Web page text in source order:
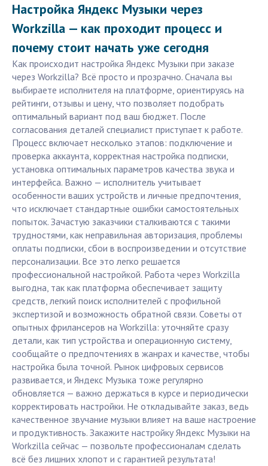
Настройка Яндекс Музыки через
Workzilla — как проходит процесс и
почему стоит начать уже сегодня
Как происходит настройка Яндекс Музыки при заказе
через Workzilla? Всё просто и прозрачно. Сначала вы
выбираете исполнителя на платформе, ориентируясь на
рейтинги, отзывы и цену, что позволяет подобрать
оптимальный вариант под ваш бюджет. После
согласования деталей специалист приступает к работе.
Процесс включает несколько этапов: подключение и
проверка аккаунта, корректная настройка подписки,
установка оптимальных параметров качества звука и
интерфейса. Важно — исполнитель учитывает
особенности ваших устройств и личные предпочтения,
что исключает стандартные ошибки самостоятельных
попыток. Зачастую заказчики сталкиваются с такими
трудностями, как неправильная авторизация, проблемы
оплаты подписки, сбои в воспроизведении и отсутствие
персонализации. Все это легко решается
профессиональной настройкой. Работа через Workzilla
выгодна, так как платформа обеспечивает защиту
средств, легкий поиск исполнителей с профильной
экспертизой и возможность обратной связи. Советы от
опытных фрилансеров на Workzilla: уточняйте сразу
детали, как тип устройства и операционную систему,
сообщайте о предпочтениях в жанрах и качестве, чтобы
настройка была точной. Рынок цифровых сервисов
развивается, и Яндекс Музыка тоже регулярно
обновляется — важно держаться в курсе и периодически
корректировать настройки. Не откладывайте заказ, ведь
качественное звучание музыки влияет на ваше настроение
и продуктивность. Закажите настройку Яндекс Музыки на
Workzilla сейчас — позвольте профессионалам сделать
всё без лишних хлопот и с гарантией результата!